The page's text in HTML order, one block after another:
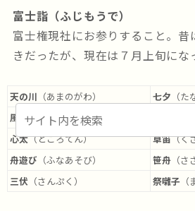
富士詣（ふじもうで）
富士権現社にお参りすること。昔
きだったが、現在は７月上旬にな
天の川 （あまのがわ） 七夕 （た
風鈴（ふうりん）
心太（ところてん） 草笛（く
舟遊び （ふなあそび） 笹舟 （さ
三伏 （さんぷく） 祭囃子